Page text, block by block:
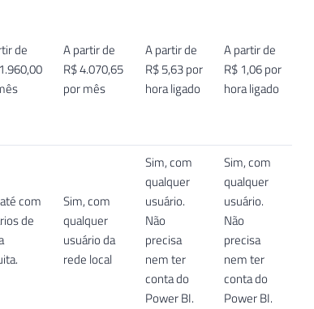
de
A partir de
R$ 4.070,65
por mês
A partir de
R$ 5,63 por
hora ligado
A partir de
R$ 1,06 por
hora ligado
com
de
Sim, com
qualquer
usuário da
rede local
Sim, com
qualquer
usuário.
Não
precisa
nem ter
conta do
Power BI.
Sim, com
qualquer
usuário.
Não
precisa
nem ter
conta do
Power BI.